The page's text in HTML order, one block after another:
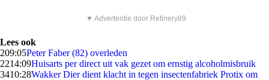
▼ Advertentie door Refinery89
Lees ook
209:05Peter Faber (82) overleden
2214:09Huisarts per direct uit vak gezet om ernstig alcoholmisbruik
3410:28Wakker Dier dient klacht in tegen insectenfabriek Protix om